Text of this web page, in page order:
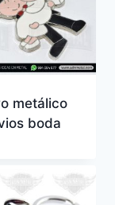
metálico
boda